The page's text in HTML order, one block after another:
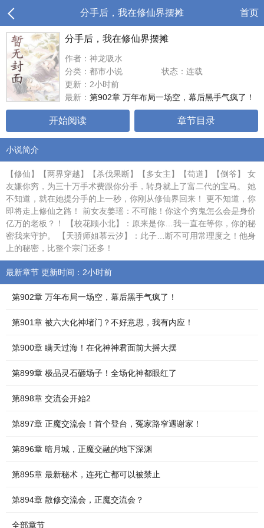
分手后，我在修仙界摆摊 首页
分手后，我在修仙界摆摊
作者：神龙吸水
分类：都市小说
状态：连载
更新：2小时前
最新： 第902章 万年布局一场空，幕后黑手气疯了！
开始阅读 章节目录
小说简介
【修仙】【两界穿越】【杀伐果断】【多女主】【苟道】【倒爷】 女
友嫌你穷，为三十万手术费跟你分手，转身就上了富二代的宝马。 她
不知道，就在她提分手的上一秒，你刚从修仙界回来！ 更不知道，你
即将走上修仙之路！ 前女友姜瑶：不可能！你这个穷鬼怎么会是身价
亿万的老板？！ 【校花顾小北】：原来是你…我一直在等你，你的秘
密我来守护。 【天骄师姐慕云汐】：此子…断不可用常理度之！他身
上的秘密，比整个宗门还多！
最新章节 更新时间：2小时前
第902章 万年布局一场空，幕后黑手气疯了！
第901章 被六大化神堵门？不好意思，我有内应！
第900章 瞒天过海！在化神神君面前大摇大摆
第899章 极品灵石砸场子！全场化神都眼红了
第898章 交流会开始2
第897章 正魔交流会！首个登台，冤家路窄遇谢家！
第896章 暗月城，正魔交融的地下深渊
第895章 最新秘术，连死亡都可以被禁止
第894章 散修交流会，正魔交流会？
全部章节